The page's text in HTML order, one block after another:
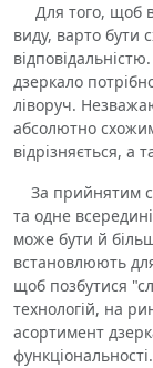
Для того, щоб
виду, варто бути
дзеркало
ліворуч.
абсолютно
відрізняється, а
За прийнятим
та одне
може бути й
встановлюють
щоб позбутися
технологій, на
асортимент
функціональності.